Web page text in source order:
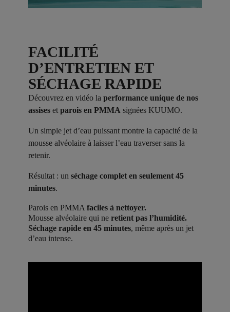
FACILITÉ
D’ENTRETIEN ET
SÉCHAGE RAPIDE
Découvrez en vidéo la performance unique de nos
assises et parois en PMMA signées KUUMO.
Un simple jet d’eau puissant montre la capacité de la
mousse alvéolaire à laisser l’eau traverser sans la
retenir.
Résultat : un séchage complet en seulement 45
minutes.
Parois en PMMA faciles à nettoyer.
Mousse alvéolaire qui ne retient pas l’humidité.
Séchage rapide en 45 minutes, même après un jet
d’eau intense.